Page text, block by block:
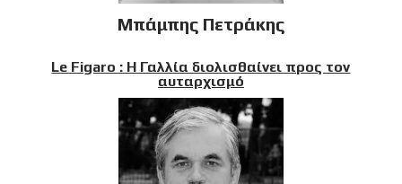
Μπάμπης Πετράκης
Le Figaro : Η Γαλλία διολισθαίνει προς τον
αυταρχισμό